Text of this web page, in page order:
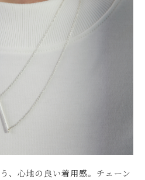
、心地の良い着用感。チェーン